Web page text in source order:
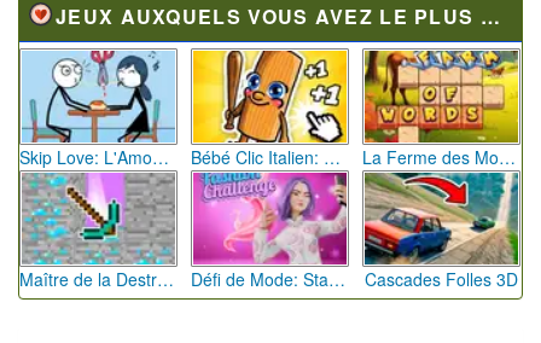
JEUX AUXQUELS VOUS AVEZ LE PLUS JOUÉ
Skip Love: L'Amour en Péril Bébé Clic Italien: La Folie des Petits Bambins La Ferme des Mots - Cultivez votre Vocabulaire
Maître de la Destruction: Fusion de Pioches Défi de Mode: Star du Podium Cascades Folles 3D